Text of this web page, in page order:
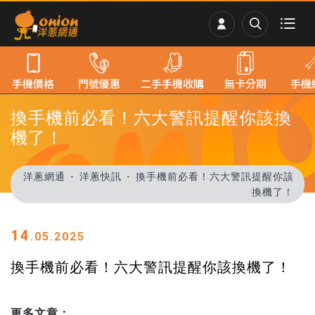
換手機前必看！六大警訊提醒你該換
機了！
洋蔥網通 洋蔥快訊
換手機前必看！六大警訊提醒你該
換機了！
14 .05.2025
換手機前必看！六大警訊提醒你該換機了！
手機價格 門號優惠 二手手機收購 無卡分期 手機